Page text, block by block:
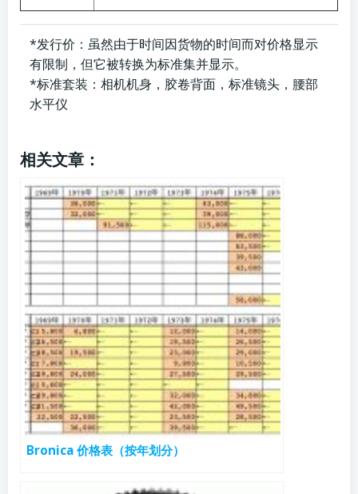
*发行价：虽然由于时间因货物的时间而对价格显示
有限制，但它被转换为标准集并显示。
*标准套装：相机机身，胶卷背面，标准镜头，腰部
水平仪
相关文章：
Bronica 价格表（按年划分）